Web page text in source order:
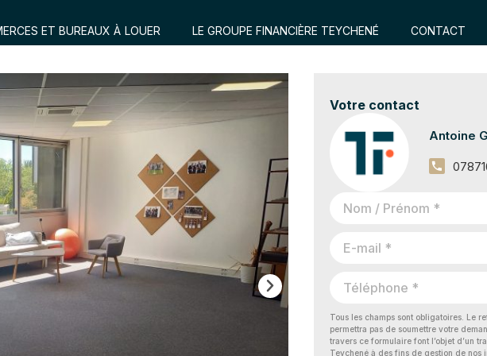
ET BUREAUX À LOUER LE GROUPE FINANCIÈRE TEYCHENÉ​ CONTACT
Votre contact
Antoine
Tous les champs sont obligatoires. Le
permettra pas de soumettre votre
travers ce formulaire font l’objet d’un
Teychené à des fins de gestion de nos